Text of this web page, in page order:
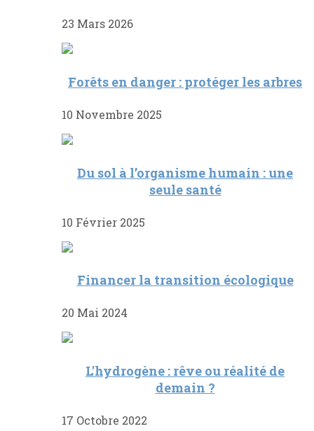
23 Mars 2026
Forêts en danger : protéger les arbres
10 Novembre 2025
Du sol à l’organisme humain : une
seule santé
10 Février 2025
Financer la transition écologique
20 Mai 2024
L'hydrogène : rêve ou réalité de
demain ?
17 Octobre 2022